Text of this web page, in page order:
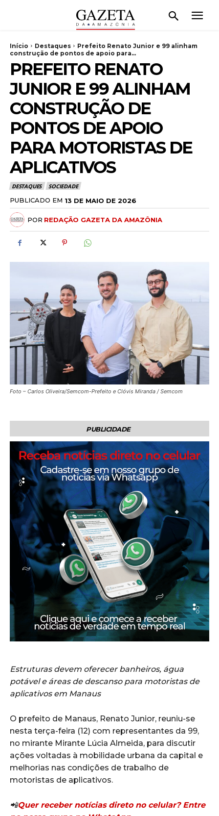
Início Destaques
Prefeito Renato Junior e 99 alinham
construção de pontos de apoio para...
PREFEITO RENATO
JUNIOR E 99 ALINHAM
CONSTRUÇÃO DE
PONTOS DE APOIO
PARA MOTORISTAS DE
APLICATIVOS
DESTAQUES SOCIEDADE
PUBLICADO EM 13 DE MAIO DE 2026
POR REDAÇÃO GAZETA DA AMAZÔNIA
Foto – Carlos Oliveira/Semcom-Prefeito e Clóvis Miranda / Semcom
PUBLICIDADE
Estruturas devem oferecer banheiros, água
potável e áreas de descanso para motoristas de
aplicativos em Manaus
O prefeito de Manaus, Renato Junior, reuniu-se
nesta terça-feira (12) com representantes da 99,
no mirante Mirante Lúcia Almeida, para discutir
ações voltadas à mobilidade urbana da capital e
melhorias nas condições de trabalho de
motoristas de aplicativos.
📲Quer receber notícias direto no celular? Entre